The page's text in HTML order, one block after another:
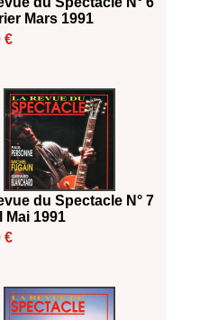
Mars 1991
€
du Spectacle N° 7
Mai 1991
€